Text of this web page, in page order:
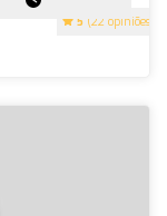
5 (22 opiniões)